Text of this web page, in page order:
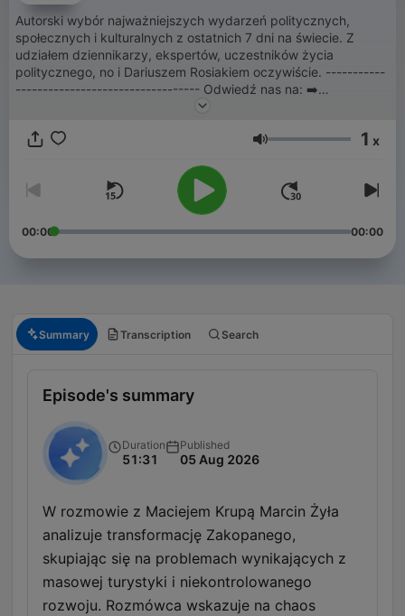
Autorski wybór najważniejszych wydarzeń politycznych,
społecznych i kulturalnych z ostatnich 7 dni na świecie. Z
udziałem dziennikarzy, ekspertów, uczestników życia
politycznego, no i Dariuszem Rosiakiem oczywiście. -----------
---------------------------------- Odwiedź nas na: ➡️
Volume 1 x
00:00 00:00
Summary Transcription Search
Episode's summary
Duration
51:31
Published
05 Aug 2026
W rozmowie z Maciejem Krupą Marcin Żyła
analizuje transformację Zakopanego,
skupiając się na problemach wynikających z
masowej turystyki i niekontrolowanego
rozwoju. Rozmówca wskazuje na chaos